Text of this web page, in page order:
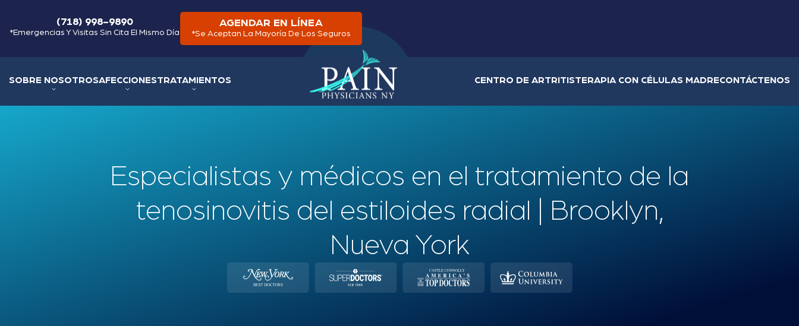
(718) 998-9890
*Emergencias Y Visitas Sin Cita El Mismo Día
AGENDAR EN LÍNEA
*Se Aceptan La Mayoría De Los Seguros
SOBRE NOSOTROSAFECCIONESTRATAMIENTOS CENTRO DE ARTRITISTERAPIA CON CÉLULAS MADRECONTÁCTENOS
Especialistas y médicos en el tratamiento de la
tenosinovitis del estiloides radial | Brooklyn,
Nueva York